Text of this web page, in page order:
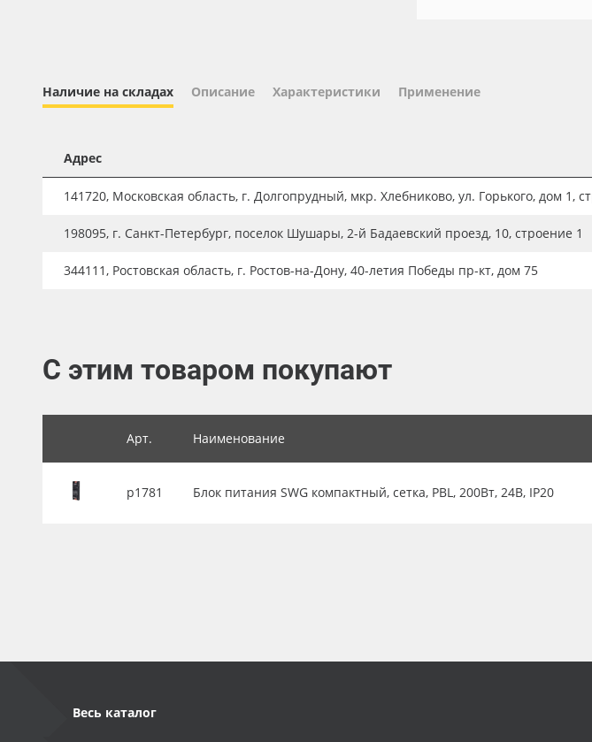
Новинки ассортимента
Плёнка монтажная Oratape
ПЭТ листовой
ПЭТ бэклит
Заготовки для сувениров
Наличие на складах Описание Характеристики Применение
Адрес
141720, Московская область, г. Долгопрудный, мкр. Хлебниково, ул. Горького, дом 1,
198095, г. Санкт-Петербург, поселок Шушары, 2-й Бадаевский проезд, 10, строение 1
344111, Ростовская область, г. Ростов-на-Дону, 40-летия Победы пр-кт, дом 75
С этим товаром покупают
Арт. Наименование
р1781 Блок питания SWG компактный, сетка, PBL, 200Вт, 24В, IP20
Весь каталог